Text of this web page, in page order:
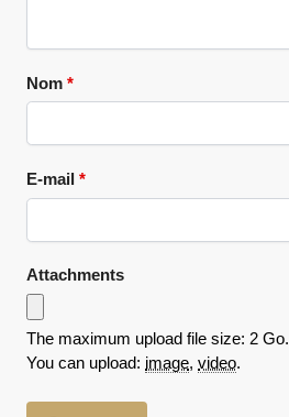
Nom *
E-mail *
Attachments
The maximum upload file size: 2 Go.
You can upload: image, video.